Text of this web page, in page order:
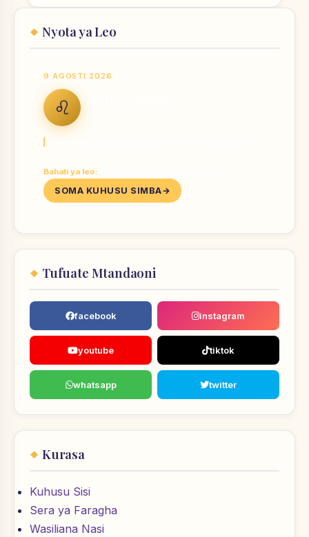
Nyota ya Leo
9 AGOSTI 2026
♌ Nyota ya Simba
Bahati ya leo:
SOMA KUHUSU SIMBA
Tufuate Mtandaoni
facebook instagram
youtube tiktok
whatsapp twitter
Kurasa
Kuhusu Sisi
Sera ya Faragha
Wasiliana Nasi